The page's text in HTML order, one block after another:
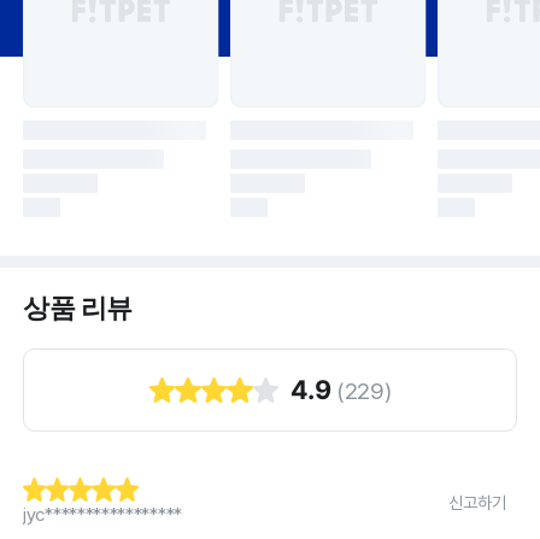
상품 리뷰
4.9 (229)
jyc*****************
신고하기